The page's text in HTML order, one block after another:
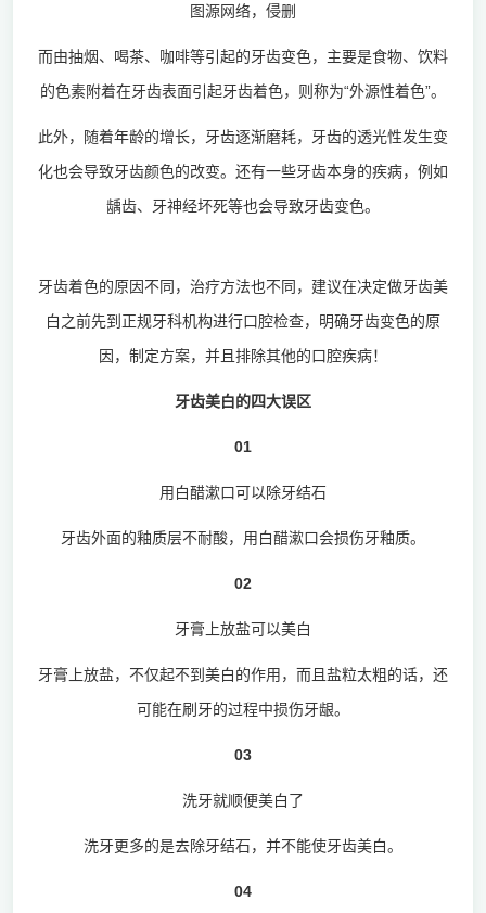
图源网络，侵删
而由抽烟、喝茶、咖啡等引起的牙齿变色，主要是食物、饮料
的色素附着在牙齿表面引起牙齿着色，则称为“外源性着色”。
此外，随着年龄的增长，牙齿逐渐磨耗，牙齿的透光性发生变
化也会导致牙齿颜色的改变。还有一些牙齿本身的疾病，例如
龋齿、牙神经坏死等也会导致牙齿变色。
牙齿着色的原因不同，治疗方法也不同，建议在决定做牙齿美
白之前先到正规牙科机构进行口腔检查，明确牙齿变色的原
因，制定方案，并且排除其他的口腔疾病！
牙齿美白的四大误区
01
用白醋漱口可以除牙结石
牙齿外面的釉质层不耐酸，用白醋漱口会损伤牙釉质。
02
牙膏上放盐可以美白
牙膏上放盐，不仅起不到美白的作用，而且盐粒太粗的话，还
可能在刷牙的过程中损伤牙龈。
03
洗牙就顺便美白了
洗牙更多的是去除牙结石，并不能使牙齿美白。
04